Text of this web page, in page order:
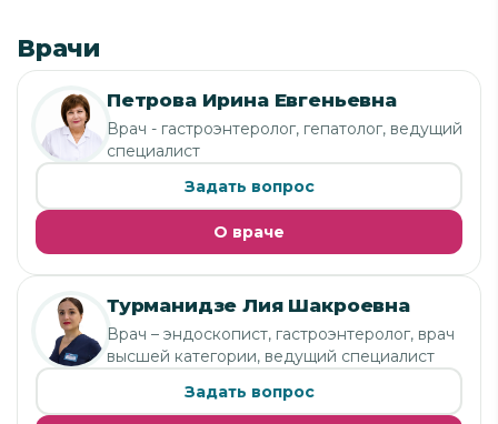
Врачи
Петрова Ирина Евгеньевна
Врач - гастроэнтеролог, гепатолог, ведущий
специалист
Задать вопрос
О враче
Турманидзе Лия Шакроевна
Врач – эндоскопист, гастроэнтеролог, врач
высшей категории, ведущий специалист
Задать вопрос